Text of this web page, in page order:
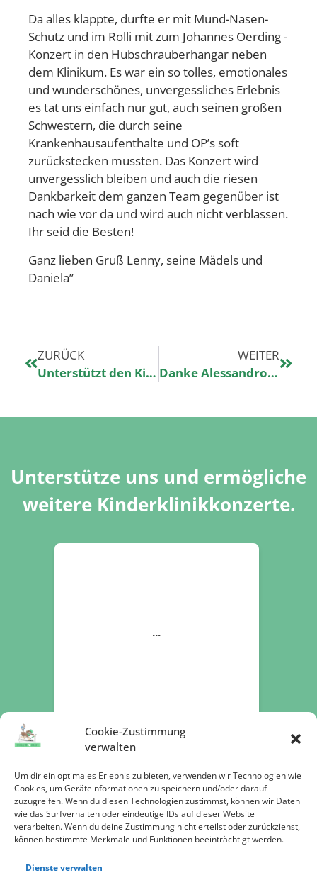
Cookie-Zustimmung
verwalten
Um dir ein optimales Erlebnis zu bieten, verwenden wir Technologien wie
Cookies, um Geräteinformationen zu speichern und/oder darauf
zuzugreifen. Wenn du diesen Technologien zustimmst, können wir Daten
wie das Surfverhalten oder eindeutige IDs auf dieser Website
verarbeiten. Wenn du deine Zustimmung nicht erteilst oder zurückziehst,
können bestimmte Merkmale und Funktionen beeinträchtigt werden.
Dienste verwalten
Da alles klappte, durfte er mit Mund-Nasen-
Schutz und im Rolli mit zum Johannes Oerding -
Konzert in den Hubschrauberhangar neben
dem Klinikum. Es war ein so tolles, emotionales
und wunderschönes, unvergessliches Erlebnis
es tat uns einfach nur gut, auch seinen großen
Schwestern, die durch seine
Krankenhausaufenthalte und OP’s soft
zurückstecken mussten. Das Konzert wird
unvergesslich bleiben und auch die riesen
Dankbarkeit dem ganzen Team gegenüber ist
nach wie vor da und wird auch nicht verblassen.
Ihr seid die Besten!
Ganz lieben Gruß Lenny, seine Mädels und
Daniela”
ZURÜCK
Unterstützt den Kinderklinikkonzerte e.V. mit eurer Pfandspende
WEITER
Danke Alessandro für 1700€!
Unterstütze uns und ermögliche
weitere Kinderklinikkonzerte.
Jetzt spenden